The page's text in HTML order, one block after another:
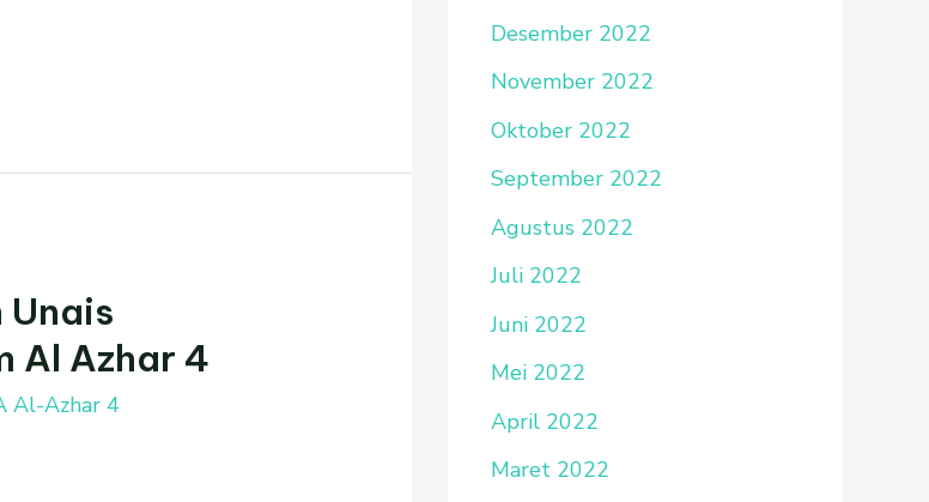
Unais
Al Azhar 4
Al-Azhar 4
Desember 2022
November 2022
Oktober 2022
September 2022
Agustus 2022
Juli 2022
Juni 2022
Mei 2022
April 2022
Maret 2022